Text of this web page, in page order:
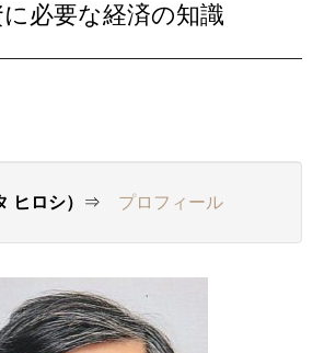
必要な経済の知識
ヒロシ） ⇒ プロフィール